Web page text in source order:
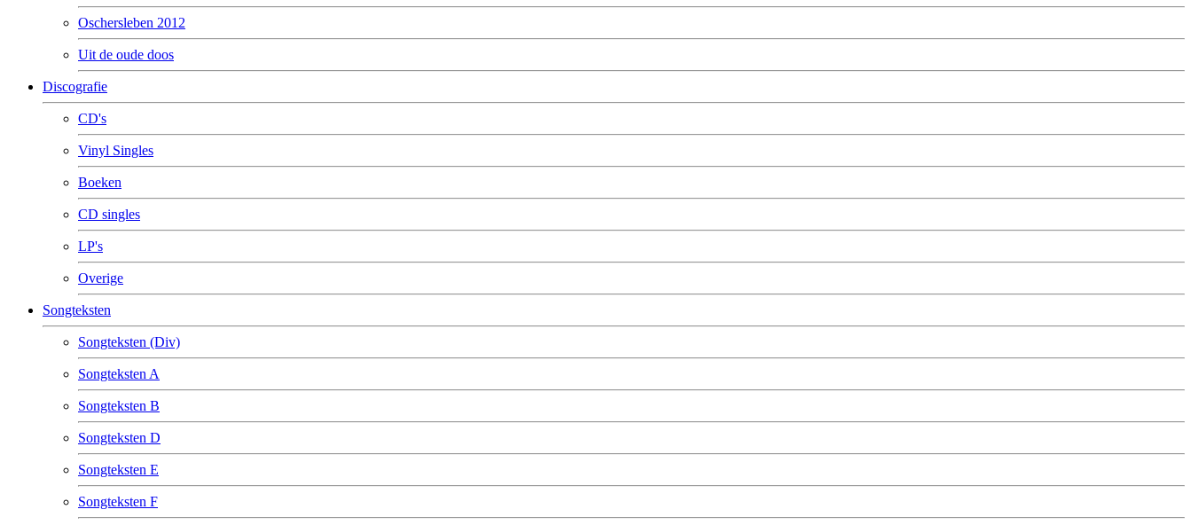
Oschersleben 2012
Uit de oude doos
Discografie
CD's
Vinyl Singles
Boeken
CD singles
LP's
Overige
Songteksten
Songteksten (Div)
Songteksten A
Songteksten B
Songteksten D
Songteksten E
Songteksten F